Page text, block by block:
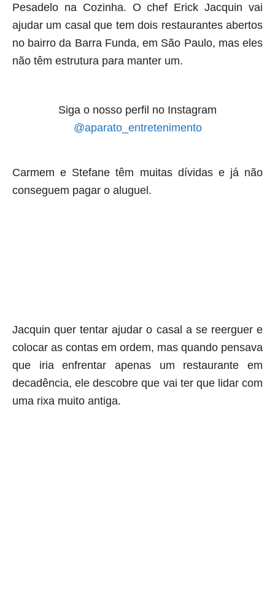
Pesadelo na Cozinha. O chef Erick Jacquin vai
ajudar um casal que tem dois restaurantes abertos
no bairro da Barra Funda, em São Paulo, mas eles
não têm estrutura para manter um.
Siga o nosso perfil no Instagram
@aparato_entretenimento
Carmem e Stefane têm muitas dívidas e já não
conseguem pagar o aluguel.
Jacquin quer tentar ajudar o casal a se reerguer e
colocar as contas em ordem, mas quando pensava
que iria enfrentar apenas um restaurante em
decadência, ele descobre que vai ter que lidar com
uma rixa muito antiga.